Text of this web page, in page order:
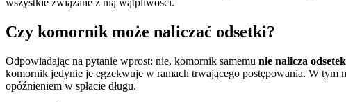
Czy komornik może naliczać odsetki?
Odpowiadając na pytanie wprost: nie, komornik samemu nie nalicza odsetek
komornik jedynie je egzekwuje w ramach trwającego postępowania. W tym
opóźnieniem w spłacie długu.